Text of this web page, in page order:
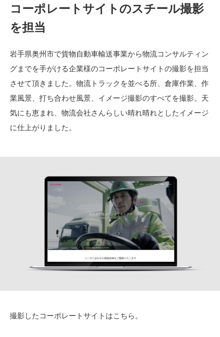
コーポレートサイトのスチール撮影
を担当
岩手県奥州市で貨物自動車輸送事業から物流コンサルティン
グまでを手がける企業様のコーポレートサイトの撮影を担当
させて頂きました。物流トラックを並べる所、倉庫作業、作
業風景、打ち合わせ風景、イメージ撮影のすべてを撮影。天
気にも恵まれ、物流会社さんらしい晴れ晴れとしたイメージ
に仕上がりました。
撮影したコーポレートサイトはこちら。